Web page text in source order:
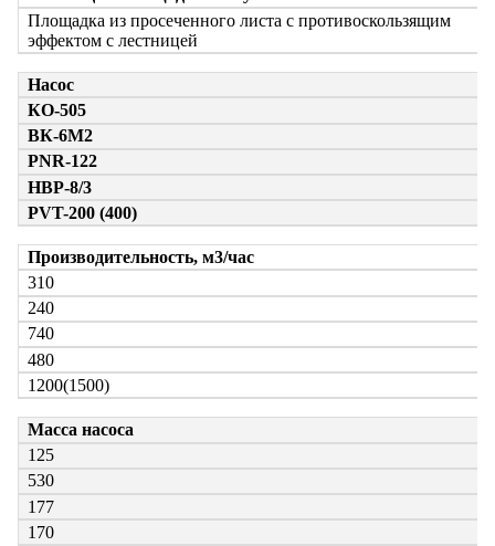
Площадка из просеченного листа с противоскользящим
эффектом с лестницей
Насос
КО-505
ВК-6М2
PNR-122
НВР-8/3
PVT-200 (400)
Производительность, м3/час
310
240
740
480
1200(1500)
Масса насоса
125
530
177
170